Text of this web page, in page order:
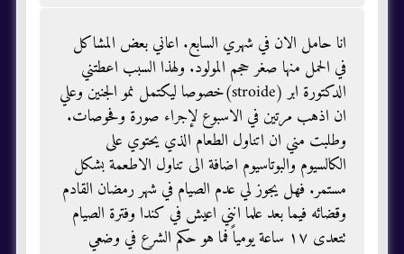
انا حامل الان في شهري السابع. اعاني بعض المشاكل
في الحمل منها صغر حجم المولود. ولهذا السبب اعطتني
الدكتورة ابر (stroide)خصوصا ليكتمل نمو الجنين وعلي
ان اذهب مرتين في الاسبوع لإجراء صورة وفحوصات.
وطلبت مني ان اتناول الطعام الذي يحتوي على
الكالسيوم والبوتاسيوم اضافة الى تناول الاطعمة بشكل
مستمر. فهل يجوز لي عدم الصيام في شهر رمضان القادم
وقضائه فيما بعد علما انني اعيش في كندا وفترة الصيام
تتعدى ١٧ ساعة يومياً فما هو حكم الشرع في وضعي